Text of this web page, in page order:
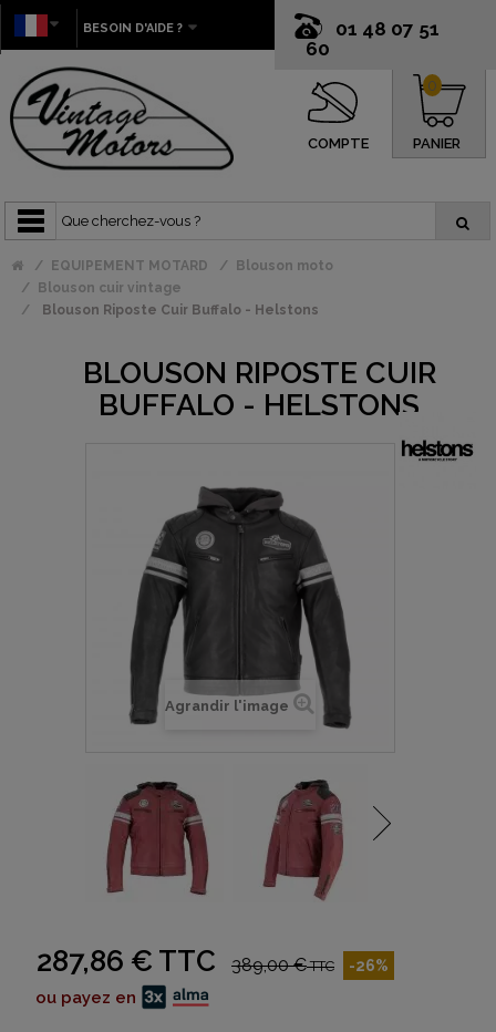
01 48 07 51
60
BESOIN D'AIDE ?
COMPTE PANIER
0
EQUIPEMENT MOTARD
Blouson moto
Blouson cuir vintage
Blouson Riposte Cuir Buffalo - Helstons
BLOUSON RIPOSTE CUIR
BUFFALO - HELSTONS
Agrandir l'image
287,86 € TTC 389,00 €TTC -26%
ou payez en